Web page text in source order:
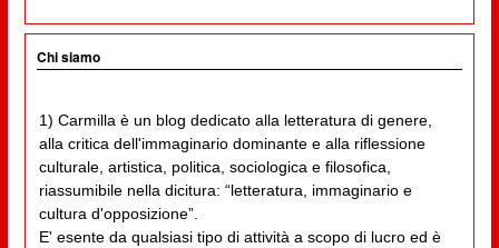
Chi siamo
1) Carmilla è un blog dedicato alla letteratura di genere,
alla critica dell'immaginario dominante e alla riflessione
culturale, artistica, politica, sociologica e filosofica,
riassumibile nella dicitura: “letteratura, immaginario e
cultura d'opposizione”.
E' esente da qualsiasi tipo di attività a scopo di lucro ed è